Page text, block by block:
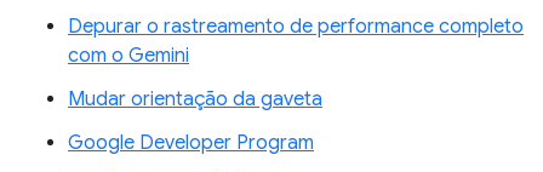
Depurar o rastreamento de performance completo
com o Gemini
Mudar orientação da gaveta
Google Developer Program